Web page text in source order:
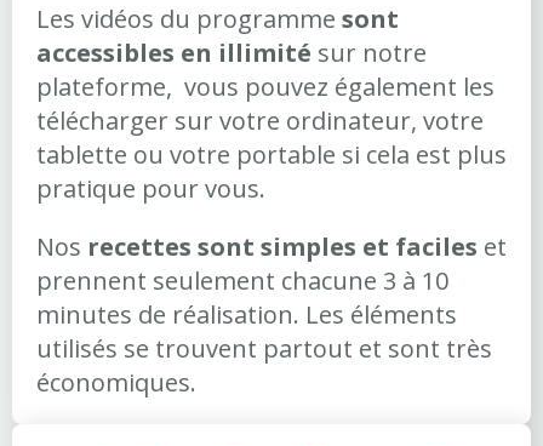
Les vidéos du programme sont
accessibles en illimité sur notre
plateforme, vous pouvez également les
télécharger sur votre ordinateur, votre
tablette ou votre portable si cela est plus
pratique pour vous.
Nos recettes sont simples et faciles et
prennent seulement chacune 3 à 10
minutes de réalisation. Les éléments
utilisés se trouvent partout et sont très
économiques.